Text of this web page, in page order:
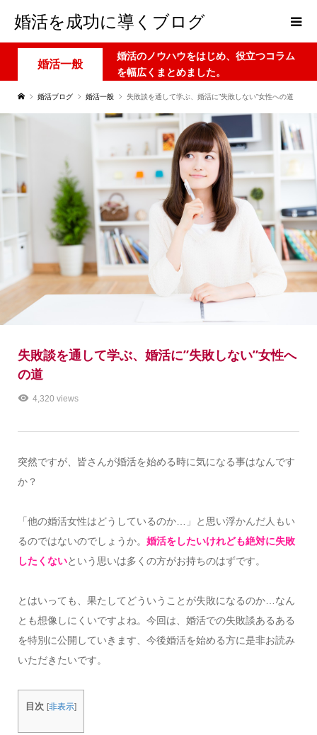
婚活を成功に導くブログ
婚活一般
婚活のノウハウをはじめ、役立つコラム
を幅広くまとめました。
婚活ブログ 婚活一般 失敗談を通して学ぶ、婚活に”失敗しない”女性への道
失敗談を通して学ぶ、婚活に”失敗しない”女性へ
の道
4,320 views
突然ですが、皆さんが婚活を始める時に気になる事はなんです
か？
「他の婚活女性はどうしているのか…」と思い浮かんだ人もい
るのではないのでしょうか。 婚活をしたいけれども絶対に失敗
したくないという思いは多くの方がお持ちのはずです。
とはいっても、果たしてどういうことが失敗になるのか…なん
とも想像しにくいですよね。今回は、婚活での失敗談あるある
を特別に公開していきます、今後婚活を始める方に是非お読み
いただきたいです。
目次 [非表示]